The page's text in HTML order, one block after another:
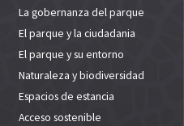
La gobernanza del parque
El parque y la ciudadania
El parque y su entorno
Naturaleza y biodiversidad
Espacios de estancia
Acceso sostenible